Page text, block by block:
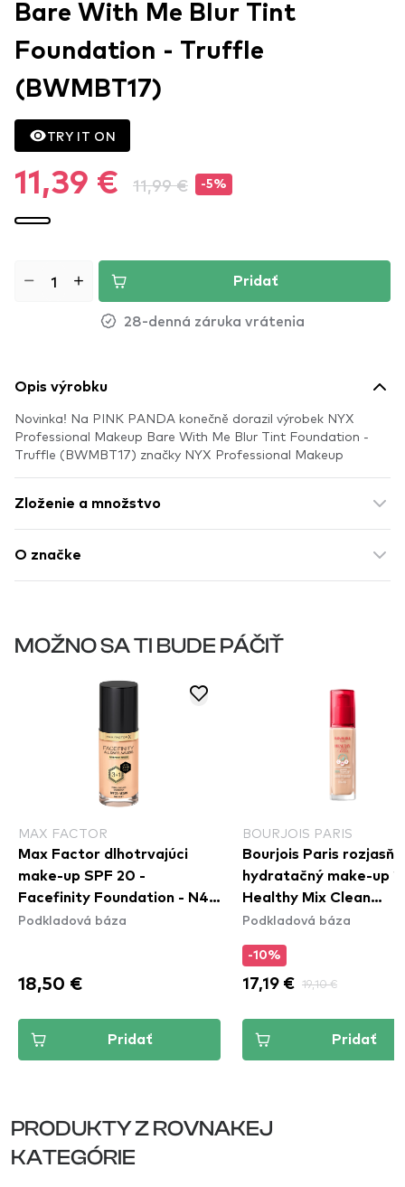
Bare With Me Blur Tint
Foundation - Truffle
(BWMBT17)
TRY IT ON
11,39 € 11,99 € -5%
Pridať
28-denná záruka vrátenia
Opis výrobku
Novinka! Na PINK PANDA konečně dorazil výrobek NYX
Professional Makeup Bare With Me Blur Tint Foundation -
Truffle (BWMBT17) značky NYX Professional Makeup
Zloženie a množstvo
O značke
MOŽNO SA TI BUDE PÁČIŤ
MAX FACTOR
Max Factor dlhotrvajúci
make-up SPF 20 -
Facefinity Foundation - N42
Ivory
Podkladová báza
18,50 €
Pridať
BOURJOIS PARIS
Bourjois Paris
hydratačný make-up
Healthy Mix Clean
Foundation - 50C
Podkladová báza
-10%
17,19 € 19,10 €
Pridať
PRODUKTY Z ROVNAKEJ
KATEGÓRIE